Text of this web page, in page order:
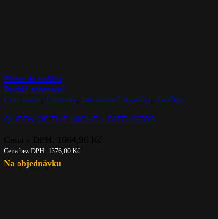
Přidat do košíku
Rychlé zobrazení
Cote noire Difuzory, Interiérové doplňky, Značky
QUEEN OF THE NIGHT – DIFFUSERS
Cena bez DPH: 1376,00 Kč
Na objednávku